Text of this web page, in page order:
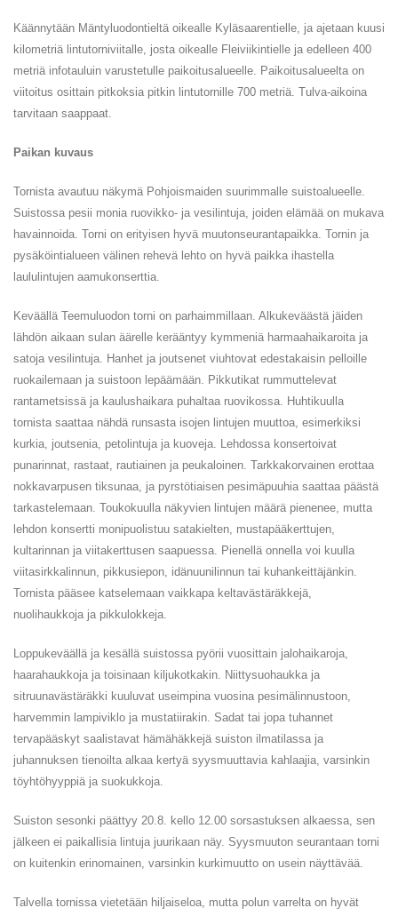
Käännytään Mäntyluodontieltä oikealle Kyläsaarentielle, ja ajetaan kuusi
kilometriä lintutorniviitalle, josta oikealle Fleiviikintielle ja edelleen 400
metriä infotauluin varustetulle paikoitusalueelle. Paikoitusalueelta on
viitoitus osittain pitkoksia pitkin lintutornille 700 metriä. Tulva-aikoina
tarvitaan saappaat.
Paikan kuvaus
Tornista avautuu näkymä Pohjoismaiden suurimmalle suistoalueelle.
Suistossa pesii monia ruovikko- ja vesilintuja, joiden elämää on mukava
havainnoida. Torni on erityisen hyvä muutonseurantapaikka. Tornin ja
pysäköintialueen välinen rehevä lehto on hyvä paikka ihastella
laululintujen aamukonserttia.
Keväällä Teemuluodon torni on parhaimmillaan. Alkukeväästä jäiden
lähdön aikaan sulan äärelle kerääntyy kymmeniä harmaahaikaroita ja
satoja vesilintuja. Hanhet ja joutsenet viuhtovat edestakaisin pelloille
ruokailemaan ja suistoon lepäämään. Pikkutikat rummuttelevat
rantametsissä ja kaulushaikara puhaltaa ruovikossa. Huhtikuulla
tornista saattaa nähdä runsasta isojen lintujen muuttoa, esimerkiksi
kurkia, joutsenia, petolintuja ja kuoveja. Lehdossa konsertoivat
punarinnat, rastaat, rautiainen ja peukaloinen. Tarkkakorvainen erottaa
nokkavarpusen tiksunaa, ja pyrstötiaisen pesimäpuuhia saattaa päästä
tarkastelemaan. Toukokuulla näkyvien lintujen määrä pienenee, mutta
lehdon konsertti monipuolistuu satakielten, mustapääkerttujen,
kultarinnan ja viitakerttusen saapuessa. Pienellä onnella voi kuulla
viitasirkkalinnun, pikkusiepon, idänuunilinnun tai kuhankeittäjänkin.
Tornista pääsee katselemaan vaikkapa keltavästäräkkejä,
nuolihaukkoja ja pikkulokkeja.
Loppukeväällä ja kesällä suistossa pyörii vuosittain jalohaikaroja,
haarahaukkoja ja toisinaan kiljukotkakin. Niittysuohaukka ja
sitruunavästäräkki kuuluvat useimpina vuosina pesimälinnustoon,
harvemmin lampiviklo ja mustatiirakin. Sadat tai jopa tuhannet
tervapääskyt saalistavat hämähäkkejä suiston ilmatilassa ja
juhannuksen tienoilta alkaa kertyä syysmuuttavia kahlaajia, varsinkin
töyhtöhyyppiä ja suokukkoja.
Suiston sesonki päättyy 20.8. kello 12.00 sorsastuksen alkaessa, sen
jälkeen ei paikallisia lintuja juurikaan näy. Syysmuuton seurantaan torni
on kuitenkin erinomainen, varsinkin kurkimuutto on usein näyttävää.
Talvella tornissa vietetään hiljaiseloa, mutta polun varrelta on hyvät